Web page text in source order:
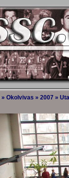
» Okolvivas » 2007 »